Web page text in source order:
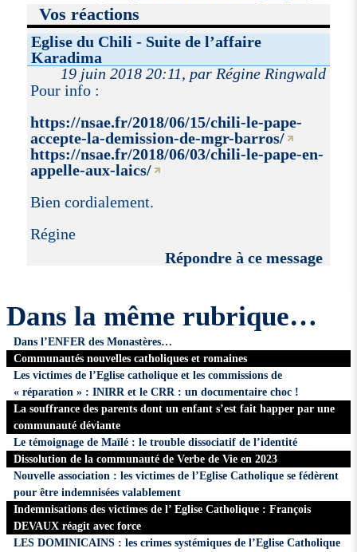
Vos réactions
Eglise du Chili - Suite de l’affaire
Karadima
19 juin 2018 20:11, par Régine Ringwald
Pour info :
https://nsae.fr/2018/06/15/chili-le-pape-
accepte-la-demission-de-mgr-barros/
https://nsae.fr/2018/06/03/chili-le-pape-en-
appelle-aux-laics/
Bien cordialement.
Régine
Répondre à ce message
Dans la même rubrique…
Dans l’ENFER des Monastères…
Communautés nouvelles catholiques et romaines
Les victimes de l’Eglise catholique et les commissions de
« réparation » : INIRR et le CRR : un documentaire choc !
La souffrance des parents dont un enfant s’est fait happer par une
communauté déviante
Le témoignage de Maïlé : le trouble dissociatif de l’identité
Dissolution de la communauté de Verbe de Vie en 2023
Nouvelle association : les victimes de l’Eglise Catholique se fédèrent
pour être indemnisées valablement
Indemnisations des victimes de l’ Eglise Catholique : François
DEVAUX réagit avec force
LES DOMINICAINS : les crimes systémiques de l’Eglise Catholique